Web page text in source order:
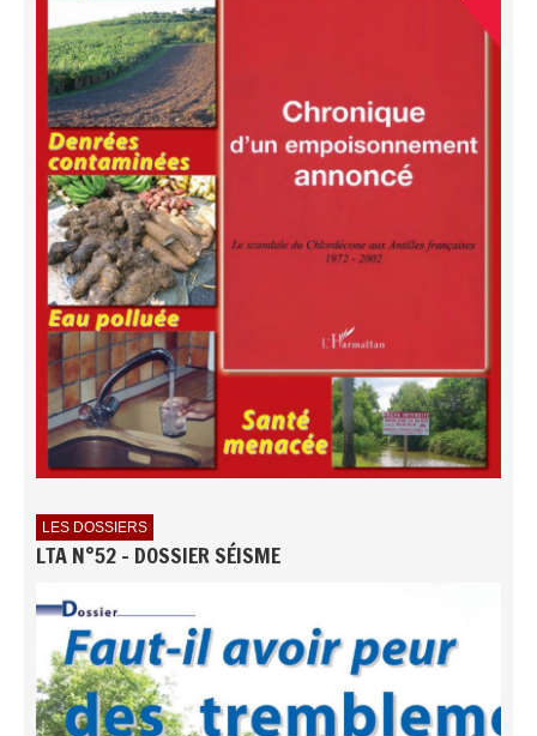
LES DOSSIERS
LTA N°52 - DOSSIER SÉISME